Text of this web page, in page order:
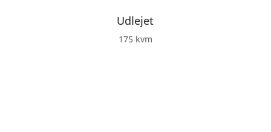
Udlejet
175 kvm